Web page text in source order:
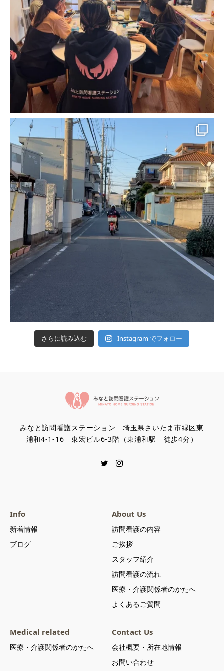
さらに読み込む Instagram でフォロー
みなと訪問看護ステーション 埼玉県さいたま市緑区東
浦和4-1-16 東宏ビル6-3階（東浦和駅 徒歩4分）
Info
新着情報
ブログ
About Us
訪問看護の内容
ご挨拶
スタッフ紹介
訪問看護の流れ
医療・介護関係者のかたへ
よくあるご質問
Medical related
医療・介護関係者のかたへ
Contact Us
会社概要・所在地情報
お問い合わせ